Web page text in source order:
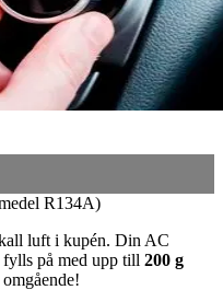
R134A)
luft i kupén. Din AC
fylls på med upp till 200 g